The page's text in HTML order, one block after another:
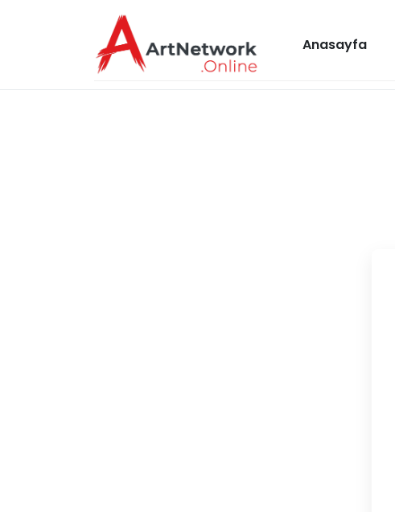
Anasayfa